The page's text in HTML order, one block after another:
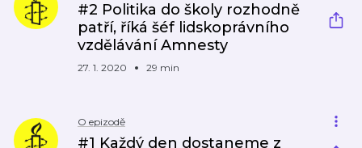
#2 Politika do školy rozhodně
patří, říká šéf lidskoprávního
vzdělávání Amnesty
27. 1. 2020 29 min
O epizodě
#1 Každý den dostaneme z